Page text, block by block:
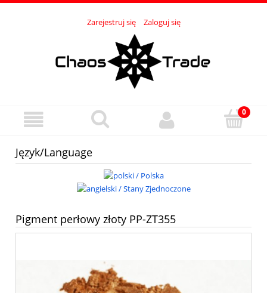
Zarejestruj się Zaloguj się
Język/Language
Pigment perłowy złoty PP-ZT355